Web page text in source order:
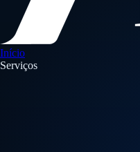
Início
Serviços